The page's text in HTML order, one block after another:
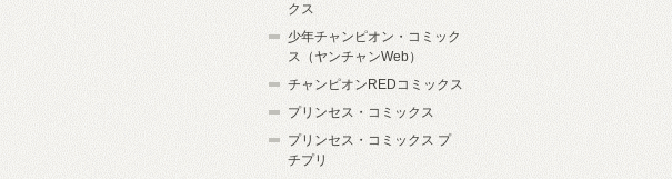
クス
少年チャンピオン・コミック
ス（ヤンチャンWeb）
チャンピオンREDコミックス
プリンセス・コミックス
プリンセス・コミックス プ
チプリ